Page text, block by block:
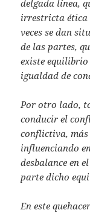
delgada línea,
irrestricta ética
veces se dan
de las partes,
existe
igualdad de
Por otro lado,
conducir el
conflictiva, más
influenciando
desbalance en
parte dicho
En este